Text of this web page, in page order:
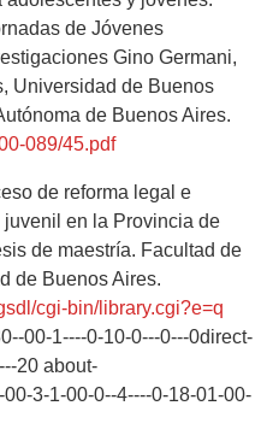
de Jóvenes
Gino Germani,
Universidad de Buenos
de Buenos Aires.
089/45.pdf
de reforma legal e
en la Provincia de
de maestría. Facultad de
de Buenos Aires.
cgi-bin/library.cgi?e=q
00-1----0-10-0---0---0direct-
20 about-
3-1-00-0--4----0-18-01-00-